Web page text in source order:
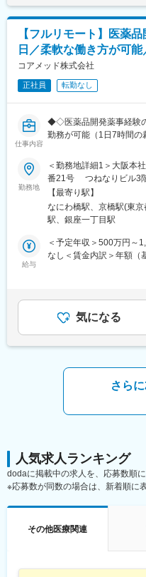
●PSG解析AI／解析クラ
・マーケティング計画に
・テストデータでの精
・クロージング、契約書
●マネージャー候補として
・進行状況・品質のレビ
・取締役と連携した案件
※クライアントは欧米製
す。
にあたっていただきます。
通常医薬品メーカー出
員として登録しています
プデートできる環境です
■働き方：
◎完全在宅勤務のため、
なくてもご就業いただけ
場合、お子様の通院やご
す。
・会議や打ち合わせで必
います）が発生します。
※国内出張の頻度は1~3
CMC担当11名（2名男性
30代～40代で構成されて
研究所での経験、CMC薬
変更の範囲：会社の定め
【フルリモート】医薬
日／柔軟な働き方が可
コアメッド株式会社
正社員 転勤なし
仕事内容
◆◇医薬品開発薬事経験
勤務が可能（1日7時間の
会社◆◇
■業務内容：
医薬品開発における薬事
ンサルティング業務をお
略を設計する上流ポジシ
・クライアントの基本戦
・日米欧（MHLW／
・三極規制当局との事前
の調査・分析・アドバイス
・新薬ライセンス導入
・プロジェクトは個人で
連携しながら分担して推
・国内外の規制当局と関
■教育体制：
通常医薬品メーカー出身
員として登録しています
ができ、メーカーと同じ
プデートできる環境です。
■働き方：
◎お昼休みの時間帯も自
勤務地
＜勤務地詳細1＞大阪本
番21号 つねなりビル3階
動喫煙対策：屋内全面禁
千代田区丸の内1-11-1 パ
13階 受動喫煙対策：屋内
【最寄り駅】
なにわ橋駅、京橋駅(東
駅、銀座一丁目駅
給与
＜予定年収＞500万円～
なし＜賃金内訳＞年額（
額であり、選考を通じ
固定手当を含めた表記で
気になる
さら
人気求人ランキング
dodaに掲載中の求人を、応募数順
※応募数が同数の場合は、新着順に
その他医療関連